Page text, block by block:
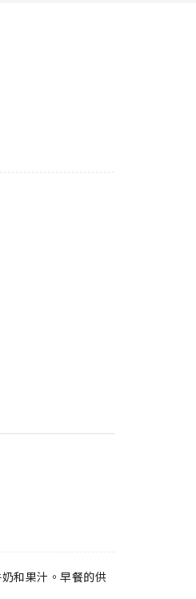
和果汁。早餐的供